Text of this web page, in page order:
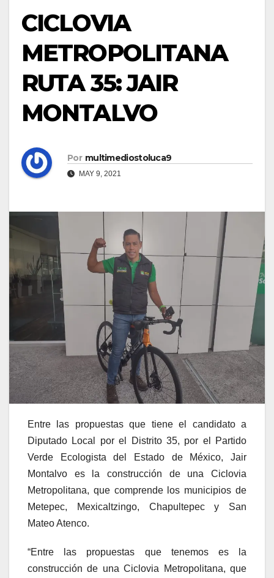
CICLOVIA
METROPOLITANA
RUTA 35: JAIR
MONTALVO
Por multimediostoluca9
MAY 9, 2021
Entre las propuestas que tiene el candidato a
Diputado Local por el Distrito 35, por el Partido
Verde Ecologista del Estado de México, Jair
Montalvo es la construcción de una Ciclovia
Metropolitana, que comprende los municipios de
Metepec, Mexicaltzingo, Chapultepec y San
Mateo Atenco.
“Entre las propuestas que tenemos es la
construcción de una Ciclovia Metropolitana, que